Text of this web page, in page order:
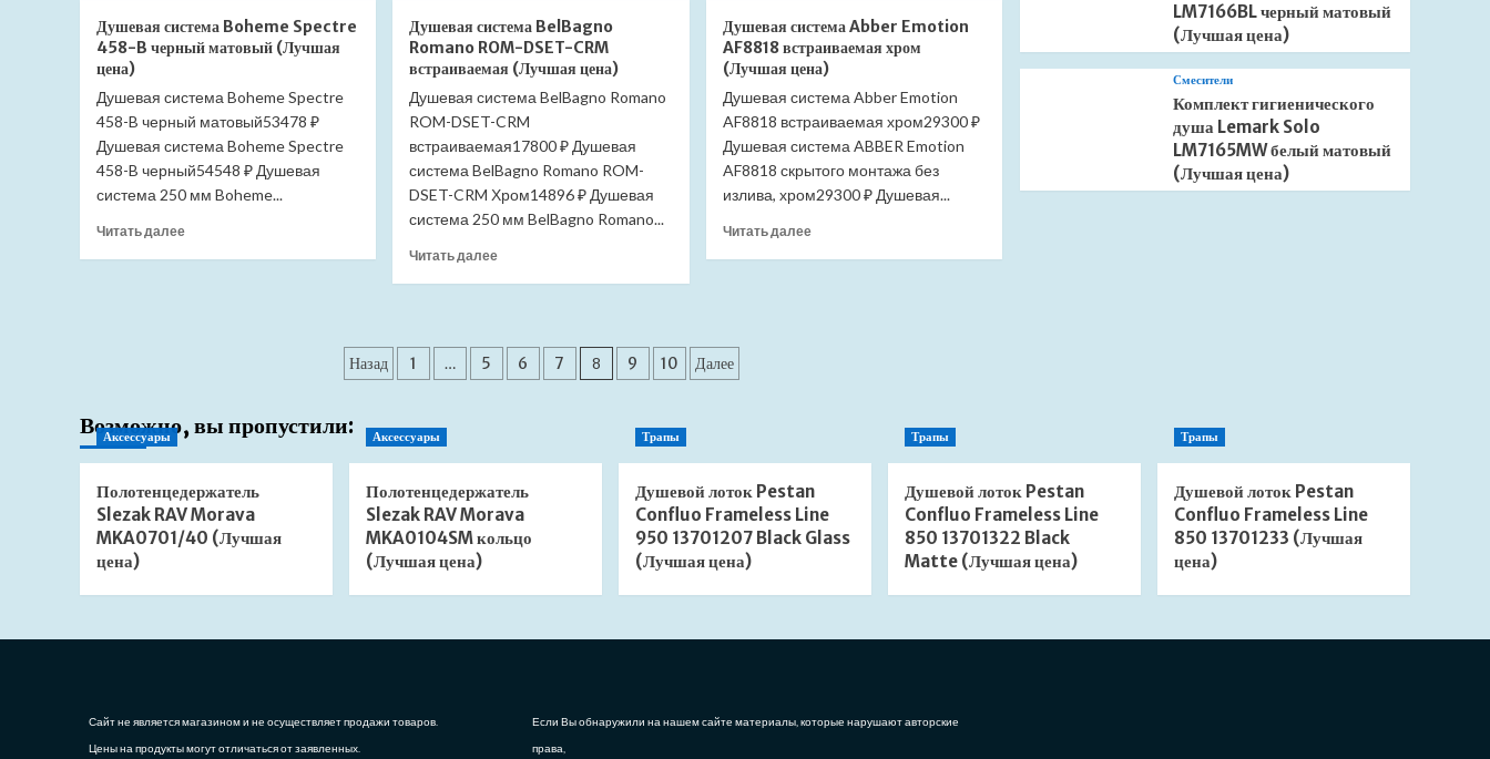
система
Boheme
458-
G
золото
(Лучшая
система
Boheme
Spectre
458-
CR
хром
(Лучшая
цена)
Душевая
система
Boheme
Spectre
458-
BR
бронза
Душевая система Boheme Spectre
458-B черный матовый (Лучшая
цена)
Душевая система Boheme Spectre
458-B черный матовый53478 ₽
Душевая система Boheme Spectre
458-B черный54548 ₽ Душевая
система 250 мм Boheme...
Читать далееПрочитать
матовый
(Лучшая
Душевая система BelBagno
Romano ROM-DSET-CRM
встраиваемая (Лучшая цена)
Душевая система BelBagno Romano
ROM-DSET-CRM
встраиваемая17800 ₽ Душевая
система BelBagno Romano ROM-
DSET-CRM Хром14896 ₽ Душевая
система 250 мм BelBagno Romano...
Читать далееПрочитать
BelBagno
Romano
встраиваемая
Душевая система Abber Emotion
AF8818 встраиваемая хром
(Лучшая цена)
Душевая система Abber Emotion
AF8818 встраиваемая хром29300 ₽
Душевая система ABBER Emotion
AF8818 скрытого монтажа без
излива, хром29300 ₽ Душевая...
Читать далееПрочитать
цена)
Пагинация
Назад 1 … 5 6 7 8 9 10 Далее
LM7166BL черный матовый
(Лучшая цена)
Смесители
Комплект гигиенического
душа Lemark Solo
LM7165MW белый матовый
(Лучшая цена)
Возможно, вы пропустили:
Аксессуары
Полотенцедержатель
Slezak RAV Morava
MKA0701/40 (Лучшая
цена)
Аксессуары
Полотенцедержатель
Slezak RAV Morava
MKA0104SM кольцо
(Лучшая цена)
Трапы
Душевой лоток Pestan
Confluo Frameless Line
950 13701207 Black Glass
(Лучшая цена)
Трапы
Душевой лоток Pestan
Confluo Frameless Line
850 13701322 Black
Matte (Лучшая цена)
Трапы
Душевой лоток Pestan
Confluo Frameless Line
850 13701233 (Лучшая
цена)
Сайт не является магазином и не осуществляет продажи товаров.
Цены на продукты могут отличаться от заявленных.
Если Вы обнаружили на нашем сайте материалы, которые нарушают авторские
права,